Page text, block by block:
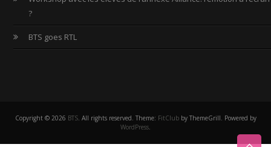
?
BTS goes RTL
Copyright © 2026 BTS. All rights reserved. Theme: FitClubby ThemeGrill. Powered by
WordPress